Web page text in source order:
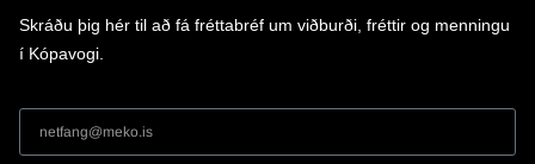
Skráðu þig hér til að fá fréttabréf um viðburði, fréttir og menningu
í Kópavogi.